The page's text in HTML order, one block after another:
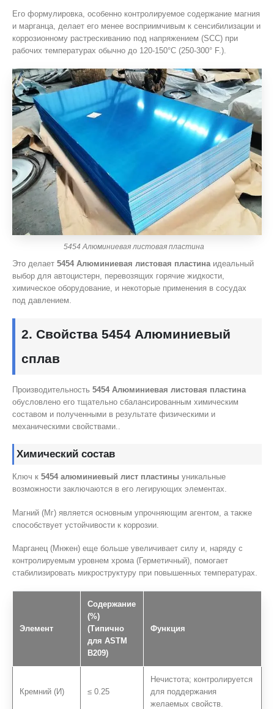
Его формулировка, особенно контролируемое содержание магния
и марганца, делает его менее восприимчивым к сенсибилизации и
коррозионному растрескиванию под напряжением (SCC) при
рабочих температурах обычно до 120-150°C (250-300° F.).
5454 Алюминиевая листовая пластина
Это делает 5454 Алюминиевая листовая пластинаидеальный
выбор для автоцистерн, перевозящих горячие жидкости,
химическое оборудование, и некоторые применения в сосудах
под давлением.
2. Свойства 5454 Алюминиевый
сплав
Производительность 5454 Алюминиевая листовая пластина
обусловлено его тщательно сбалансированным химическим
составом и полученными в результате физическими и
механическими свойствами..
Химический состав
Ключ к 5454 алюминиевый лист пластины уникальные
возможности заключаются в его легирующих элементах.
Магний (Мг) является основным упрочняющим агентом, а также
способствует устойчивости к коррозии.
Марганец (Мнжен) еще больше увеличивает силу и, наряду с
контролируемым уровнем хрома (Герметичный), помогает
стабилизировать микроструктуру при повышенных температурах.
Элемент
Содержание
(%)
(Типично
для ASTM
B209)
Функция
Кремний (И) ≤ 0.25
Нечистота; контролируется
для поддержания
желаемых свойств.